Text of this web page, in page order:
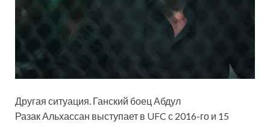
Другая ситуация. Ганский боец Абдул
Разак Альхассан выступает в UFC с 2016-го и 15